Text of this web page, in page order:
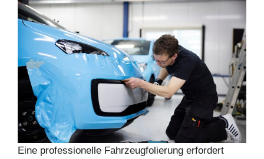
Eine professionelle Fahrzeugfolierung erfordert